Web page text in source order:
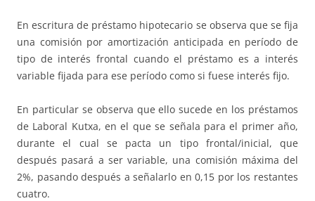
En escritura de préstamo hipotecario se observa que se fija
una comisión por amortización anticipada en período de
tipo de interés frontal cuando el préstamo es a interés
variable fijada para ese período como si fuese interés fijo.
En particular se observa que ello sucede en los préstamos
de Laboral Kutxa, en el que se señala para el primer año,
durante el cual se pacta un tipo frontal/inicial, que
después pasará a ser variable, una comisión máxima del
2%, pasando después a señalarlo en 0,15 por los restantes
cuatro.